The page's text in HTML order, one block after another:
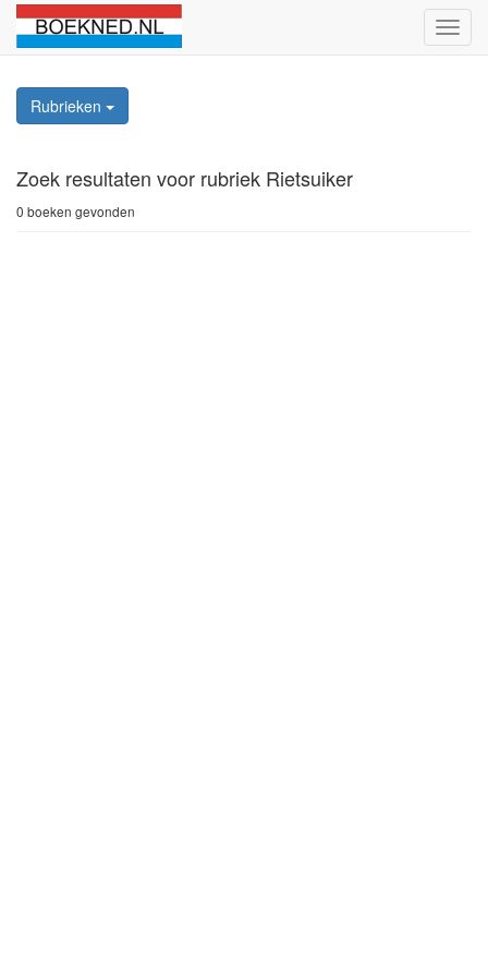
Rubrieken
Zoek resultaten voor rubriek Rietsuiker
0 boeken gevonden